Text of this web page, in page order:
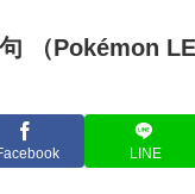
（Pokémon
LINE